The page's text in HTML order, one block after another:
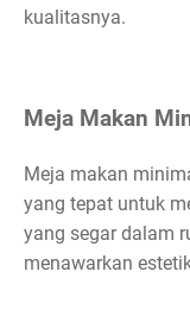
kualitasnya.
Meja Makan
Meja makan
yang tepat untuk
yang segar dalam
menawarkan